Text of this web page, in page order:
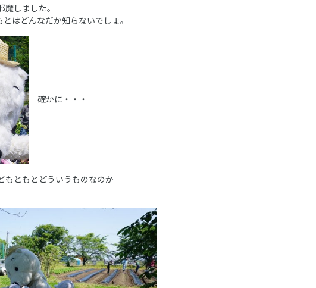
しました。
はどんなだか知らないでしょ。
確かに・・・
もともとどういうものなのか